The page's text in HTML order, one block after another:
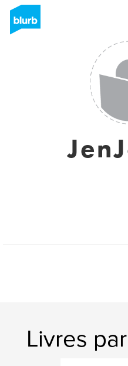
Livres